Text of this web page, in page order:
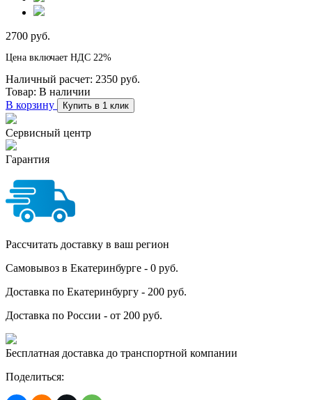
2700 руб.
Цена включает НДС 22%
Наличный расчет: 2350 руб.
Товар: В наличии
В корзину
Купить в 1 клик
Сервисный центр
Гарантия
Рассчитать доставку в ваш регион
Самовывоз в Екатеринбурге - 0 руб.
Доставка по Екатеринбургу - 200 руб.
Доставка по России - от 200 руб.
Бесплатная доставка до транспортной компании
Поделиться: